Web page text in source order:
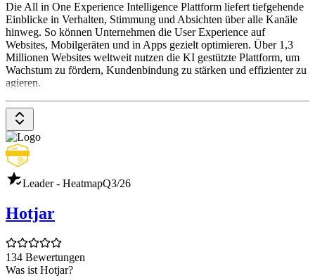
Die All in One Experience Intelligence Plattform liefert tiefgehende
Einblicke in Verhalten, Stimmung und Absichten über alle Kanäle
hinweg. So können Unternehmen die User Experience auf
Websites, Mobilgeräten und in Apps gezielt optimieren. Über 1,3
Millionen Websites weltweit nutzen die KI gestützte Plattform, um
Wachstum zu fördern, Kundenbindung zu stärken und effizienter zu
agieren.
Leader - HeatmapQ3/26
Hotjar
134 Bewertungen
Was ist Hotjar?